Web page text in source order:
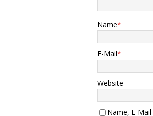
Name*
E-Mail*
Website
Name, E-